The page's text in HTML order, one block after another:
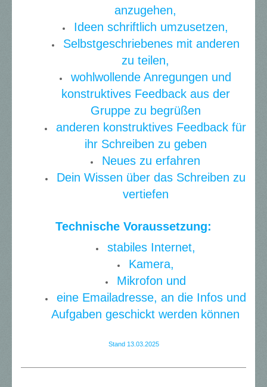
anzugehen,
Ideen schriftlich umzusetzen,
Selbstgeschriebenes mit anderen
zu teilen,
wohlwollende Anregungen und
konstruktives Feedback aus der
Gruppe zu begrüßen
anderen konstruktives Feedback für
ihr Schreiben zu geben
Neues zu erfahren
Dein Wissen über das Schreiben zu
vertiefen
Technische Voraussetzung:
stabiles Internet,
Kamera,
Mikrofon und
eine Emailadresse, an die Infos und
Aufgaben geschickt werden können
Stand 13.03.2025